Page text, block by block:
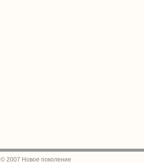
© 2007 Новое поколение